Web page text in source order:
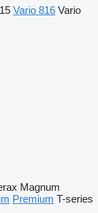
Vario 816 Vario
Magnum
Premium T-series